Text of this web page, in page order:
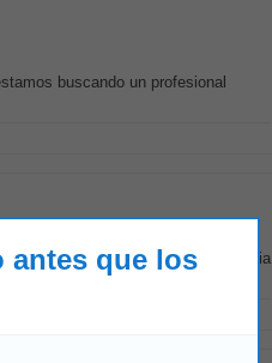
buscando un profesional
institucional. Se requiere experiencia
antes que los